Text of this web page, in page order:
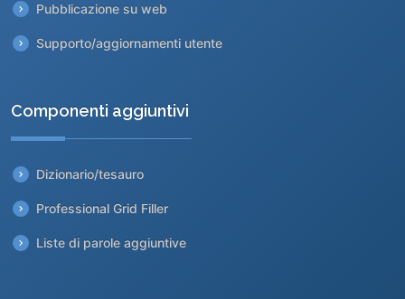
Pubblicazione su web
Supporto/aggiornamenti utente
Componenti aggiuntivi
Dizionario/tesauro
Professional Grid Filler
Liste di parole aggiuntive